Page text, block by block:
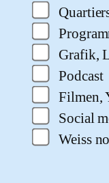
Grafik,
Podcast
Filmen,
Social
Weiss